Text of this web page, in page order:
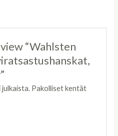
“Wahlsten
Pakolliset kentät